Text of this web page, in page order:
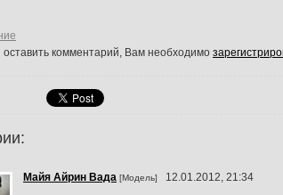
оставить комментарий, Вам необходимо
Майя Айрин Вада [Модель] 12.01.2012, 21:34